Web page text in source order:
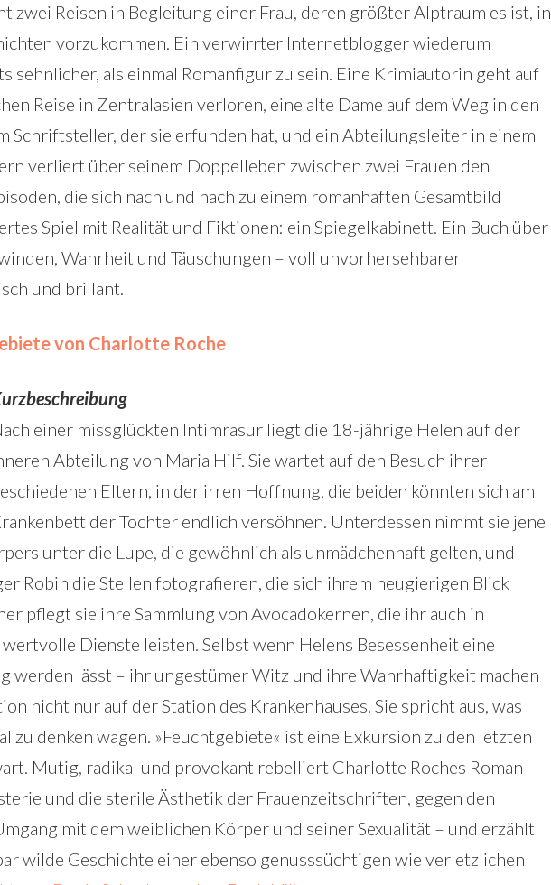
zwei Reisen in Begleitung einer Frau, deren größter Alptraum es ist, in
vorzukommen. Ein verwirrter Internetblogger wiederum
sehnlicher, als einmal Romanfigur zu sein. Eine Krimiautorin geht auf
Reise in Zentralasien verloren, eine alte Dame auf dem Weg in den
Schriftsteller, der sie erfunden hat, und ein Abteilungsleiter in einem
verliert über seinem Doppelleben zwischen zwei Frauen den
die sich nach und nach zu einem romanhaften Gesamtbild
Spiel mit Realität und Fiktionen: ein Spiegelkabinett. Ein Buch über
Wahrheit und Täuschungen – voll unvorhersehbarer
und brillant.
von Charlotte Roche
einer missglückten Intimrasur liegt die 18-jährige Helen auf der
Abteilung von Maria Hilf. Sie wartet auf den Besuch ihrer
Eltern, in der irren Hoffnung, die beiden könnten sich am
der Tochter endlich versöhnen. Unterdessen nimmt sie jene
unter die Lupe, die gewöhnlich als unmädchenhaft gelten, und
Robin die Stellen fotografieren, die sich ihrem neugierigen Blick
pflegt sie ihre Sammlung von Avocadokernen, die ihr auch in
Dienste leisten. Selbst wenn Helens Besessenheit eine
werden lässt – ihr ungestümer Witz und ihre Wahrhaftigkeit machen
nicht nur auf der Station des Krankenhauses. Sie spricht aus, was
zu denken wagen. »Feuchtgebiete« ist eine Exkursion zu den letzten
Mutig, radikal und provokant rebelliert Charlotte Roches Roman
und die sterile Ästhetik der Frauenzeitschriften, gegen den
mit dem weiblichen Körper und seiner Sexualität – und erzählt
wilde Geschichte einer ebenso genusssüchtigen wie verletzlichen